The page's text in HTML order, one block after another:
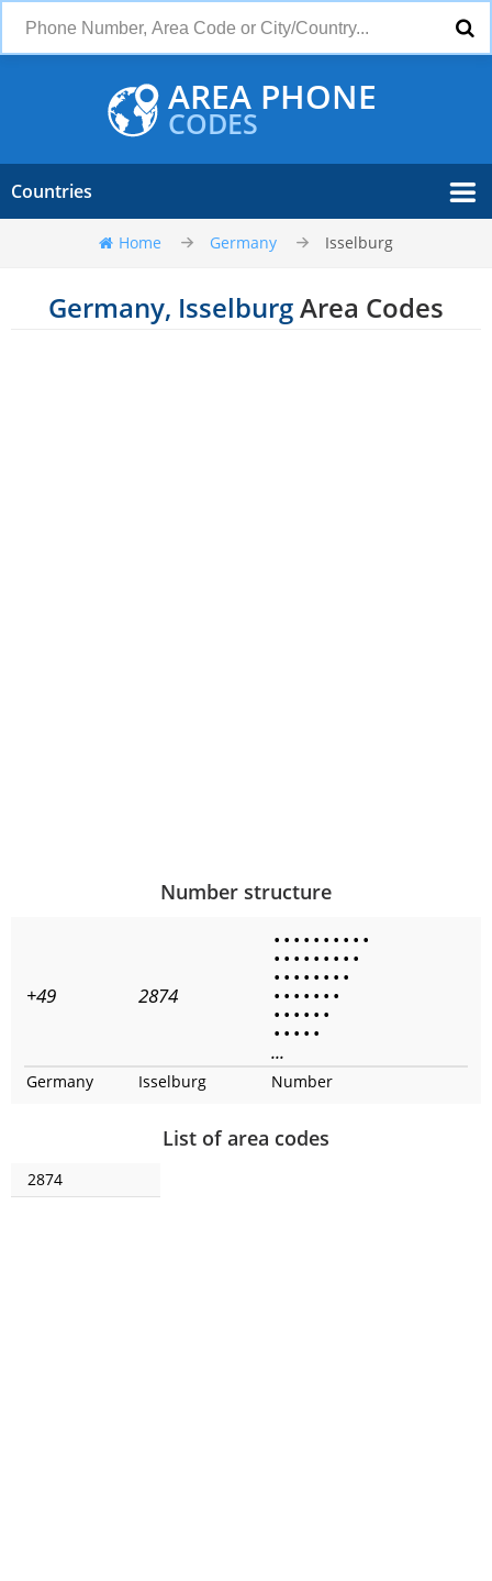
AREA PHONE
CODES
Countries
Home Germany Isselburg
Germany, IsselburgArea Codes
Number structure
+49 2874
• • • • • • • • • •
• • • • • • • • •
• • • • • • • •
• • • • • • •
• • • • • •
• • • • •
...
Germany Isselburg Number
List of area codes
2874